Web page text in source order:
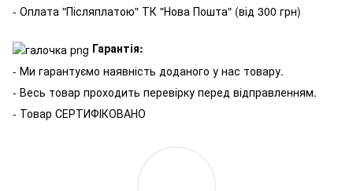
- Оплата "Післяплатою" ТК "Нова Пошта" (від 300 грн)
Гарантія:
- Ми гарантуємо наявність доданого у нас товару.
- Весь товар проходить перевірку перед відправленням.
- Товар СЕРТИФІКОВАНО